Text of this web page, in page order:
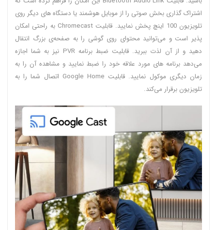
اشتراک گذاری بخش صوتی را از موبایل هوشمند یا دستگاه های دیگر روی
تلویزیون 100 اینچ پخش نمایید. قابلیت Chromecast به راحتی امکان
پذیر است و می‌توانید محتوای روی گوشی را به صفحه‌ی بزرگ انتقال
دهید و از آن لذت ببرید. قابلیت ضبط برنامه PVR نیز به شما اجازه
می‌دهد برنامه های مورد علاقه خود را ضبط نمایید و مشاهده آن را به
زمان دیگری موکول نمایید. قابلیت Google Home اتصال شما را به
تلویزیون برقرار می‌کند.